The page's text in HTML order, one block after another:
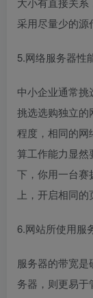
采用尽量少的源
5.网络服务器性
中小企业通常
挑选选购独立的
程度，相同的网
算工作能力显然
下，你用一台赛
上，开启相同的
6.网站所使用服
服务器的带宽
务器，则更易于